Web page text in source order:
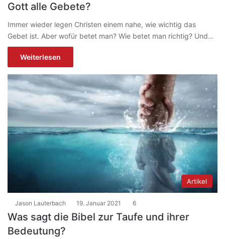
Gott alle Gebete?
Immer wieder legen Christen einem nahe, wie wichtig das
Gebet ist. Aber wofür betet man? Wie betet man richtig? Und…
Weiterlesen
Artikel
Jason Lauterbach 19. Januar 2021 6
Was sagt die Bibel zur Taufe und ihrer
Bedeutung?